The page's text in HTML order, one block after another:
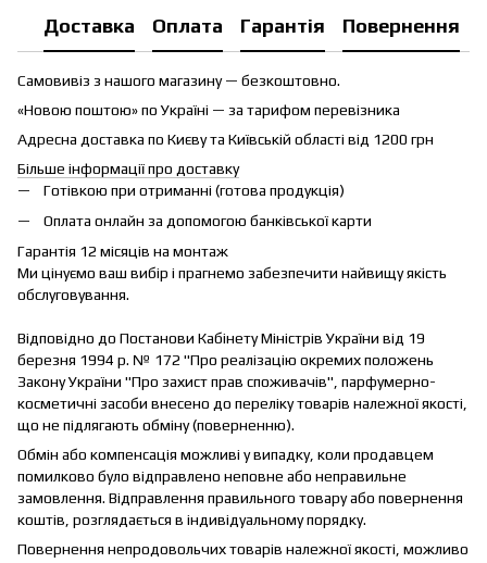
Доставка Оплата Гарантія Повернення
Самовивіз з нашого магазину — безкоштовно.
«Новою поштою» по Україні — за тарифом перевізника
Адресна доставка по Києву та Київській області від 1200 грн
Більше інформації про доставку
Готівкою при отриманні (готова продукція)
Оплата онлайн за допомогою банківської карти
Гарантія 12 місяців на монтаж
Ми цінуємо ваш вибір і прагнемо забезпечити найвищу якість
обслуговування.
Відповідно до Постанови Кабінету Міністрів України від 19
березня 1994 р. № 172 "Про реалізацію окремих положень
Закону України "Про захист прав споживачів", парфумерно-
косметичні засоби внесено до переліку товарів належної якості,
що не підлягають обміну (поверненню).
Обмін або компенсація можливі у випадку, коли продавцем
помилково було відправлено неповне або неправильне
замовлення. Відправлення правильного товару або повернення
коштів, розглядається в індивідуальному порядку.
Повернення непродовольчих товарів належної якості, можливо